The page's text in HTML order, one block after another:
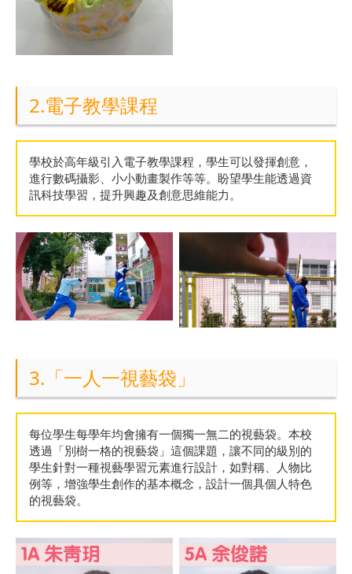
2.電子教學課程
學校於高年級引入電子教學課程，學生可以發揮創意，
進行數碼攝影、小小動畫製作等等。盼望學生能透過資
訊科技學習，提升興趣及創意思維能力。
3.「一人一視藝袋」
每位學生每學年均會擁有一個獨一無二的視藝袋。本校
透過「別樹一格的視藝袋」這個課題，讓不同的級別的
學生針對一種視藝學習元素進行設計，如對稱、人物比
例等，增強學生創作的基本概念，設計一個具個人特色
的視藝袋。